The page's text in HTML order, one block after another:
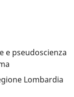
e pseudoscienza
Lombardia